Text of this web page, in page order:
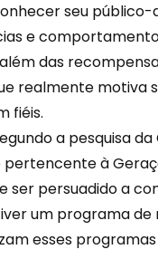
seu
e
das
realmente motiva
fiéis.
a pesquisa
pertencente à
ser persuadido a
um programa de
esses